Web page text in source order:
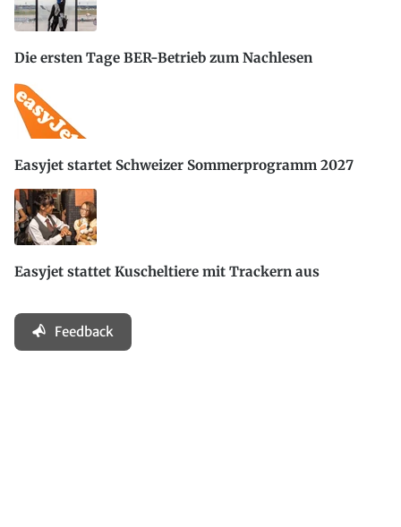
Die ersten Tage BER-Betrieb zum Nachlesen
Easyjet startet Schweizer Sommerprogramm 2027
Easyjet stattet Kuscheltiere mit Trackern aus
Feedback